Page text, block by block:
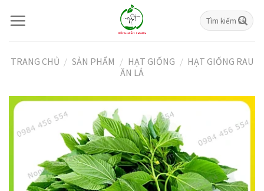
Tìm
kiếm:
TRANG CHỦ / SẢN PHẨM / HẠT GIỐNG / HẠT GIỐNG RAU
ĂN LÁ
Giảm giá!